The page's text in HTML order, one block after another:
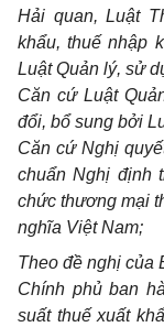
Hải quan, Luật
khẩu, thuế nhập
Luật Quản lý, sử
Căn cứ Luật
đổi, bổ sung bởi
Căn cứ Nghị
chuẩn Nghị định
chức thương mại
nghĩa Việt Nam;
Theo đề nghị của
Chính phủ ban
suất thuế xuất